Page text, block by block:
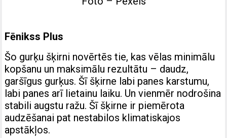
Fēnikss Plus
Šo gurķu šķirni novērtēs tie, kas vēlas minimālu
kopšanu un maksimālu rezultātu – daudz,
garšīgus gurķus. Šī šķirne labi panes karstumu,
labi panes arī lietainu laiku. Un vienmēr nodrošina
stabili augstu ražu. Šī šķirne ir piemērota
audzēšanai pat nestabilos klimatiskajos
apstākļos.